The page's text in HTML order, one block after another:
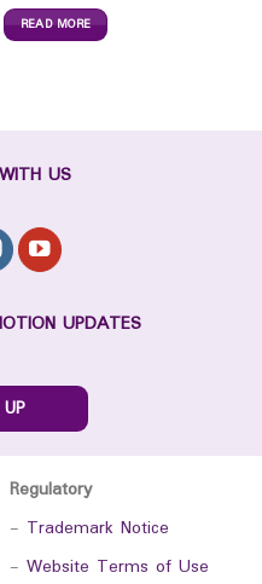
READ MORE
US
UPDATES
Regulatory
- Trademark Notice
- Website Terms of Use